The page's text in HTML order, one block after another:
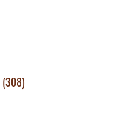
(308)